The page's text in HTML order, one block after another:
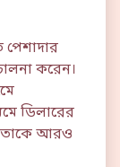
পেশাদার
করেন।
ডিলারের
আরও